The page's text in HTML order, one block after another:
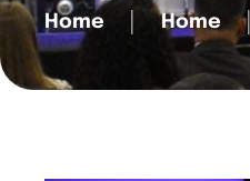
Home Home │